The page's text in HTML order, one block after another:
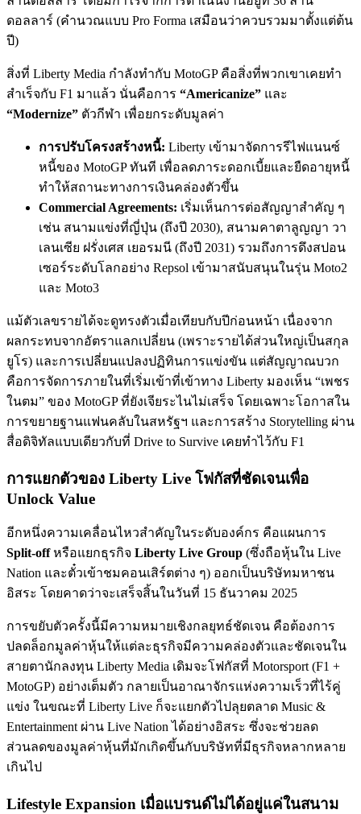
ดอลลาร์ (คำนวณแบบ Pro Forma เสมือนว่าควบรวมมาตั้งแต่ต้น
ปี)
สิ่งที่ Liberty Media กำลังทำกับ MotoGP คือสิ่งที่พวกเขาเคยทำ
สำเร็จกับ F1 มาแล้ว นั่นคือการ “Americanize” และ
“Modernize” ตัวกีฬา เพื่อยกระดับมูลค่า
การปรับโครงสร้างหนี้: Liberty เข้ามาจัดการรีไฟแนนซ์
หนี้ของ MotoGP ทันที เพื่อลดภาระดอกเบี้ยและยืดอายุหนี้
ทำให้สถานะทางการเงินคล่องตัวขึ้น
Commercial Agreements: เริ่มเห็นการต่อสัญญาสำคัญ ๆ
เช่น สนามแข่งที่ญี่ปุ่น (ถึงปี 2030), สนามคาตาลูญญา วา
เลนเซีย ฝรั่งเศส เยอรมนี (ถึงปี 2031) รวมถึงการดึงสปอน
เซอร์ระดับโลกอย่าง Repsol เข้ามาสนับสนุนในรุ่น Moto2
และ Moto3
แม้ตัวเลขรายได้จะดูทรงตัวเมื่อเทียบกับปีก่อนหน้า เนื่องจาก
ผลกระทบจากอัตราแลกเปลี่ยน (เพราะรายได้ส่วนใหญ่เป็นสกุล
ยูโร) และการเปลี่ยนแปลงปฏิทินการแข่งขัน แต่สัญญาณบวก
คือการจัดการภายในที่เริ่มเข้าที่เข้าทาง Liberty มองเห็น “เพชร
ในตม” ของ MotoGP ที่ยังเจียระไนไม่เสร็จ โดยเฉพาะโอกาสใน
การขยายฐานแฟนคลับในสหรัฐฯ และการสร้าง Storytelling ผ่าน
สื่อดิจิทัลแบบเดียวกับที่ Drive to Survive เคยทำไว้กับ F1
การแยกตัวของ Liberty Live โฟกัสที่ชัดเจนเพื่อ
Unlock Value
อีกหนึ่งความเคลื่อนไหวสำคัญในระดับองค์กร คือแผนการ
Split-offหรือแยกธุรกิจ Liberty Live Group (ซึ่งถือหุ้นใน Live
Nation และตั๋วเข้าชมคอนเสิร์ตต่าง ๆ) ออกเป็นบริษัทมหาชน
อิสระ โดยคาดว่าจะเสร็จสิ้นในวันที่ 15 ธันวาคม 2025
การขยับตัวครั้งนี้มีความหมายเชิงกลยุทธ์ชัดเจน คือต้องการ
ปลดล็อกมูลค่าหุ้นให้แต่ละธุรกิจมีความคล่องตัวและชัดเจนใน
สายตานักลงทุน Liberty Media เดิมจะโฟกัสที่ Motorsport (F1 +
MotoGP) อย่างเต็มตัว กลายเป็นอาณาจักรแห่งความเร็วที่ไร้คู่
แข่ง ในขณะที่ Liberty Live ก็จะแยกตัวไปลุยตลาด Music &
Entertainment ผ่าน Live Nation ได้อย่างอิสระ ซึ่งจะช่วยลด
ส่วนลดของมูลค่าหุ้นที่มักเกิดขึ้นกับบริษัทที่มีธุรกิจหลากหลาย
เกินไป
Lifestyle Expansion เมื่อแบรนด์ไม่ได้อยู่แค่ในสนาม